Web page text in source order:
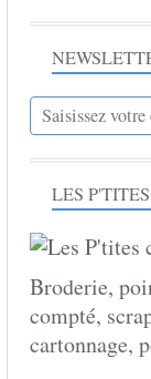
LES
Broderie,
compté,
cartonnage,